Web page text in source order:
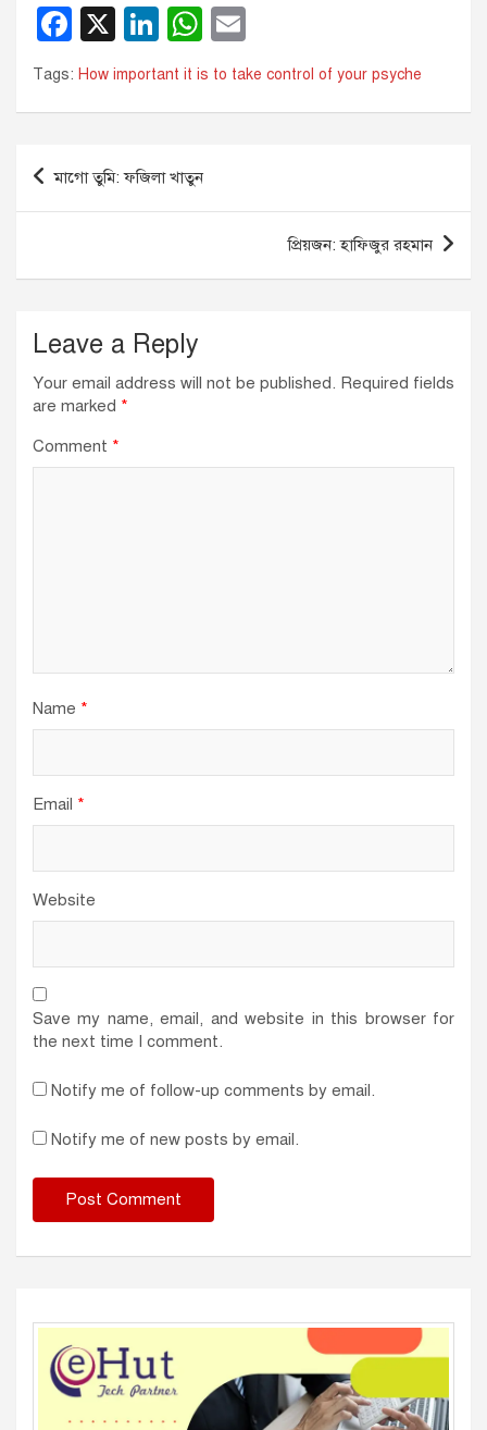
F
a
c
e
b
o
k
X
Li
n
k
e
dI
n
W
h
at
s
A
m
ail
Tags: How important it is to take control of your psyche
Post
navigation
মাগো তুমি: ফজিলা খাতুন
প্রিয়জন: হাফিজুর রহমান
Leave a Reply
Your email address will not be published. Required fields
are marked *
Comment *
Name *
Email *
Website
Save my name, email, and website in this browser for
the next time I comment.
Notify me of follow-up comments by email.
Notify me of new posts by email.